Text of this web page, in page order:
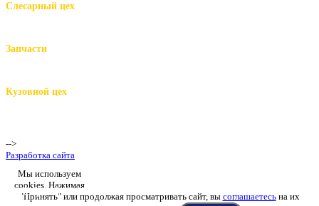
Слесарный цех
+7 (812) 942-00-99
Запчасти
+7 (812) 918-80-40
Кузовной цех
+7 (812) 926-86-86
-->
Разработка сайта
Мы используем
cookies. Нажимая
"Принять" или продолжая просматривать сайт, вы соглашаетесьна их